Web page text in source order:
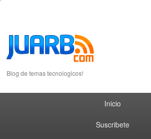
Blog de temas tecnologicos!
Inicio
Suscribete